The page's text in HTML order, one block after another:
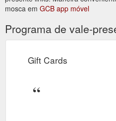
mosca em GCB app móvel
Programa de vale-
Gift Cards